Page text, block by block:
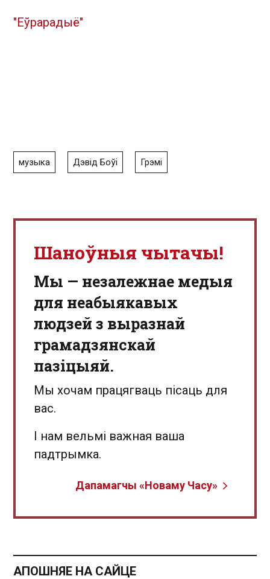
"Еўрарадыё"
музыка Дэвід Боўі Грэмі
Шаноўныя чытачы!
Мы — незалежнае медыя
для неабыякавых
людзей з выразнай
грамадзянскай
пазіцыяй.
Мы хочам працягваць пісаць для
вас.
І нам вельмі важная ваша
падтрымка.
Дапамагчы «Новаму Часу»
АПОШНЯЕ НА САЙЦЕ